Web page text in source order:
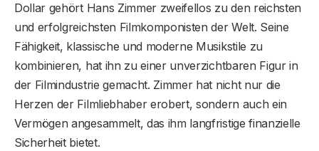
Dollar gehört Hans Zimmer zweifellos zu den reichsten
und erfolgreichsten Filmkomponisten der Welt. Seine
Fähigkeit, klassische und moderne Musikstile zu
kombinieren, hat ihn zu einer unverzichtbaren Figur in
der Filmindustrie gemacht. Zimmer hat nicht nur die
Herzen der Filmliebhaber erobert, sondern auch ein
Vermögen angesammelt, das ihm langfristige finanzielle
Sicherheit bietet.